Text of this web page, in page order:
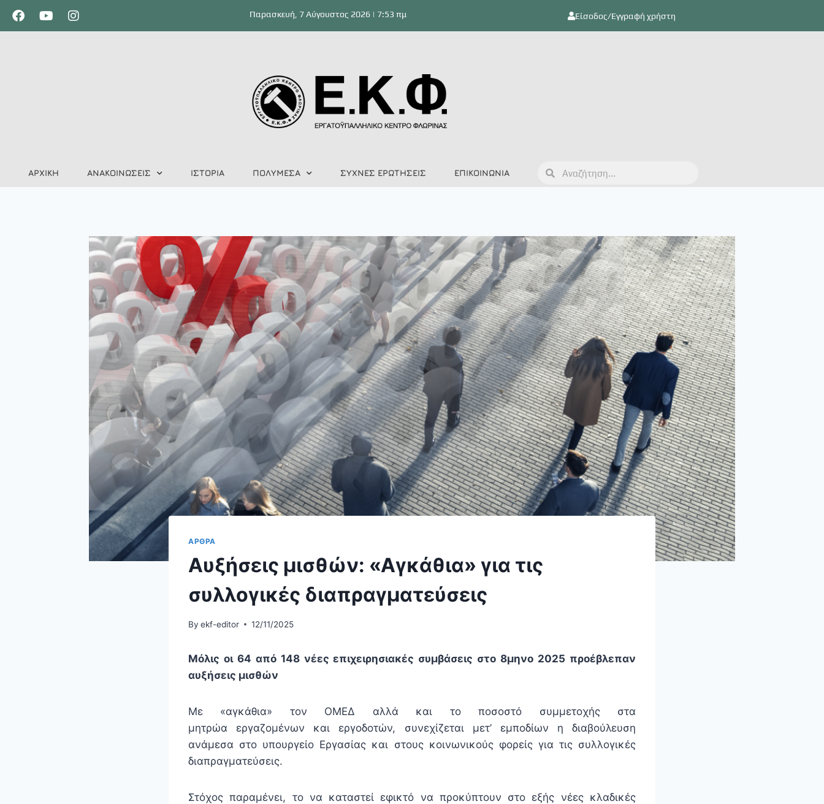
Παρασκευή, 7 Αύγουστος 2026 | 7:53 πμ Είσοδος/Εγγραφή χρήστη
ΑΡΧΙΚΗ ΑΝΑΚΟΙΝΩΣΕΙΣ ΙΣΤΟΡΙΑ ΠΟΛΥΜΕΣΑ ΣΥΧΝΕΣ ΕΡΩΤΗΣΕΙΣ ΕΠΙΚΟΙΝΩΝΙΑ
ΑΡΘΡΑ
Αυξήσεις μισθών: «Αγκάθια» για τις
συλλογικές διαπραγματεύσεις
By ekf-editor 12/11/2025
Μόλις οι 64 από 148 νέες επιχειρησιακές συμβάσεις στο 8μηνο 2025 προέβλεπαν
αυξήσεις μισθών
Με «αγκάθια» τον ΟΜΕΔ αλλά και το ποσοστό συμμετοχής στα
μητρώα εργαζομένων και εργοδοτών, συνεχίζεται μετ’ εμποδίων η διαβούλευση
ανάμεσα στο υπουργείο Εργασίας και στους κοινωνικούς φορείς για τις συλλογικές
διαπραγματεύσεις.
Στόχος παραμένει, το να καταστεί εφικτό να προκύπτουν στο εξής νέες κλαδικές